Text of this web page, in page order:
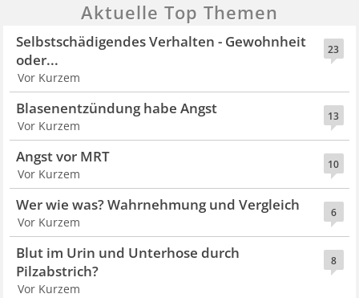
Aktuelle Top Themen
23
Selbstschädigendes Verhalten - Gewohnheit
oder...
Vor Kurzem
13
Blasenentzündung habe Angst
Vor Kurzem
10
Angst vor MRT
Vor Kurzem
6
Wer wie was? Wahrnehmung und Vergleich
Vor Kurzem
8
Blut im Urin und Unterhose durch
Pilzabstrich?
Vor Kurzem